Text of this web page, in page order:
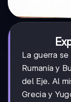
La guerra
Rumanía y
del Eje. Al
Grecia y